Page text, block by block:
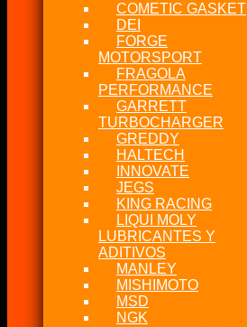
COMETIC GASKET
DEI
FORGE
MOTORSPORT
FRAGOLA
PERFORMANCE
GARRETT
TURBOCHARGER
GREDDY
HALTECH
INNOVATE
JEGS
KING RACING
LIQUI MOLY
LUBRICANTES Y
ADITIVOS
MANLEY
MISHIMOTO
MSD
NGK